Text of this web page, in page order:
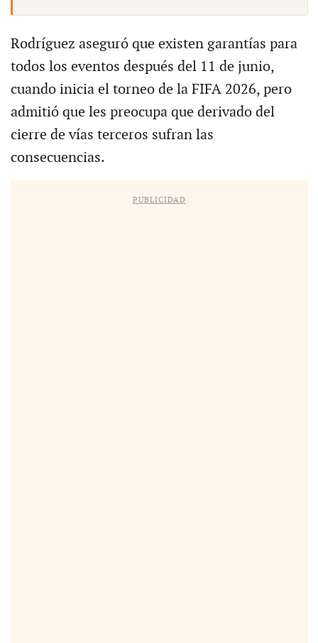
Rodríguez aseguró que existen garantías para
todos los eventos después del 11 de junio,
cuando inicia el torneo de la FIFA 2026, pero
admitió que les preocupa que derivado del
cierre de vías terceros sufran las
consecuencias.
PUBLICIDAD